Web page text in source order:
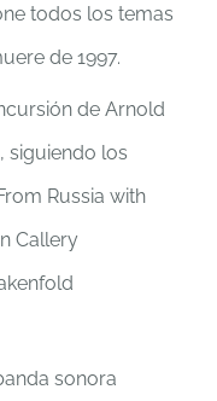
todos los temas
de 1997.
de Arnold
siguiendo los
Russia with
Callery
sonora